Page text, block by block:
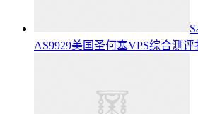
AS9929美国圣何塞VPS综合测评